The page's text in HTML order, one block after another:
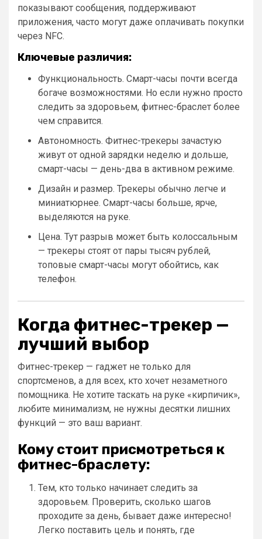
показывают сообщения, поддерживают
приложения, часто могут даже оплачивать покупки
через NFC.
Ключевые различия:
Функциональность. Смарт-часы почти всегда
богаче возможностями. Но если нужно просто
следить за здоровьем, фитнес-браслет более
чем справится.
Автономность. Фитнес-трекеры зачастую
живут от одной зарядки неделю и дольше,
смарт-часы — день-два в активном режиме.
Дизайн и размер. Трекеры обычно легче и
миниатюрнее. Смарт-часы больше, ярче,
выделяются на руке.
Цена. Тут разрыв может быть колоссальным
— трекеры стоят от пары тысяч рублей,
топовые смарт-часы могут обойтись, как
телефон.
Когда фитнес-трекер —
лучший выбор
Фитнес-трекер — гаджет не только для
спортсменов, а для всех, кто хочет незаметного
помощника. Не хотите таскать на руке «кирпичик»,
любите минимализм, не нужны десятки лишних
функций — это ваш вариант.
Кому стоит присмотреться к
фитнес-браслету:
Тем, кто только начинает следить за
здоровьем. Проверить, сколько шагов
проходите за день, бывает даже интересно!
Легко поставить цель и понять, где